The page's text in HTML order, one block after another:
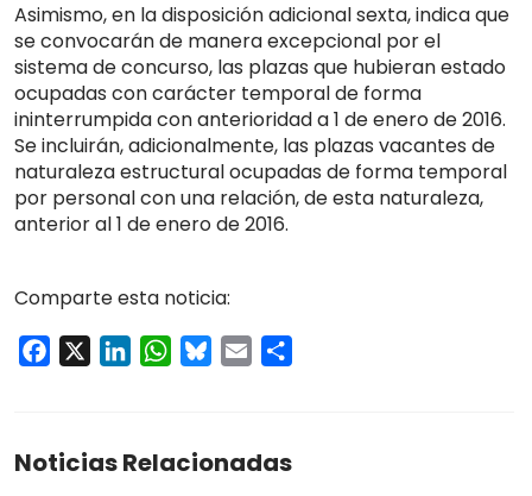
Asimismo, en la disposición adicional sexta, indica que
se convocarán de manera excepcional por el
sistema de concurso, las plazas que hubieran estado
ocupadas con carácter temporal de forma
ininterrumpida con anterioridad a 1 de enero de 2016.
Se incluirán, adicionalmente, las plazas vacantes de
naturaleza estructural ocupadas de forma temporal
por personal con una relación, de esta naturaleza,
anterior al 1 de enero de 2016.
Comparte esta noticia:
Facebook LinkedInWhatsApp
Bluesky
Email
Noticias Relacionadas